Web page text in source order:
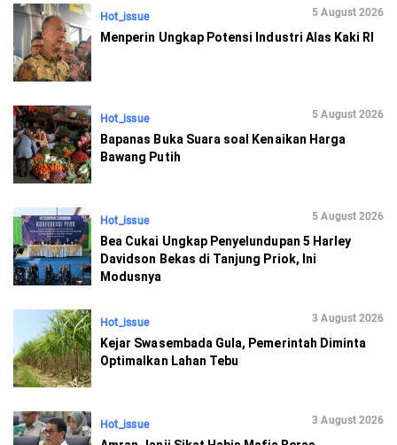
Hot_issue 5 August 2026
Menperin Ungkap Potensi Industri Alas Kaki RI
Hot_issue 5 August 2026
Bapanas Buka Suara soal Kenaikan Harga
Bawang Putih
Hot_issue 5 August 2026
Bea Cukai Ungkap Penyelundupan 5 Harley
Davidson Bekas di Tanjung Priok, Ini
Modusnya
Hot_issue 3 August 2026
Kejar Swasembada Gula, Pemerintah Diminta
Optimalkan Lahan Tebu
Hot_issue 3 August 2026